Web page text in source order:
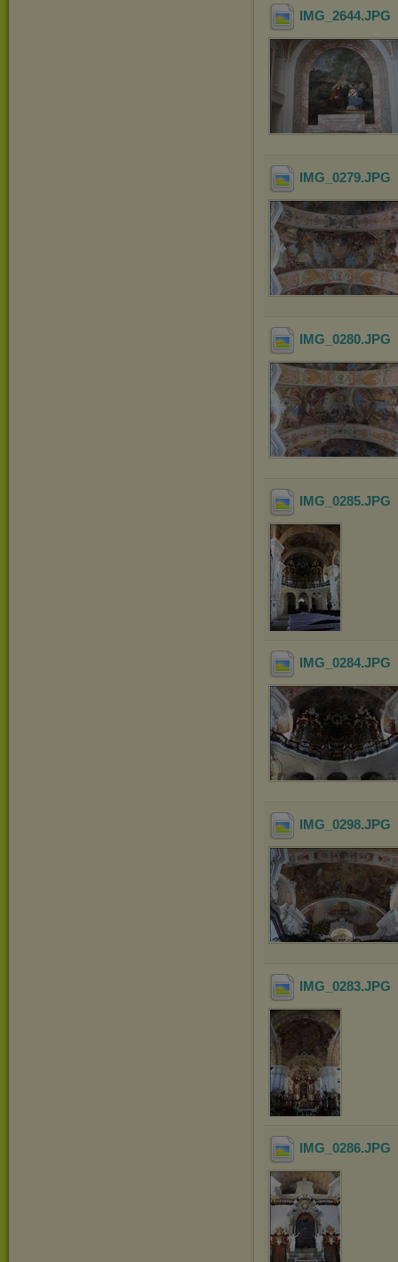
IMG_2644.JPG
IMG_0279.JPG
IMG_0280.JPG
IMG_0285.JPG
IMG_0284.JPG
IMG_0298.JPG
IMG_0283.JPG
IMG_0286.JPG